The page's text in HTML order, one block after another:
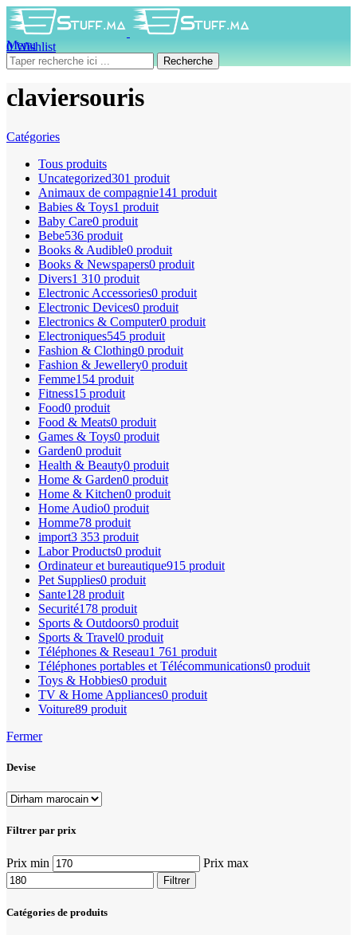
0Wishlist
0produit 0DH
Menu
Recherche
claviersouris
Catégories
Tous produits
Uncategorized301 produit
Animaux de compagnie141 produit
Babies & Toys1 produit
Baby Care0 produit
Bebe536 produit
Books & Audible0 produit
Books & Newspapers0 produit
Divers1 310 produit
Electronic Accessories0 produit
Electronic Devices0 produit
Electronics & Computer0 produit
Electroniques545 produit
Fashion & Clothing0 produit
Fashion & Jewellery0 produit
Femme154 produit
Fitness15 produit
Food0 produit
Food & Meats0 produit
Games & Toys0 produit
Garden0 produit
Health & Beauty0 produit
Home & Garden0 produit
Home & Kitchen0 produit
Home Audio0 produit
Homme78 produit
import3 353 produit
Labor Products0 produit
Ordinateur et bureautique915 produit
Pet Supplies0 produit
Sante128 produit
Securité178 produit
Sports & Outdoors0 produit
Sports & Travel0 produit
Téléphones & Reseau1 761 produit
Téléphones portables et Télécommunications0 produit
Toys & Hobbies0 produit
TV & Home Appliances0 produit
Voiture89 produit
Fermer
Devise
Filtrer par prix
Prix min Prix max
Filtrer
Catégories de produits